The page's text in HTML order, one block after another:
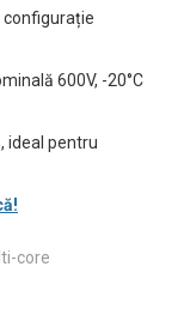
configurație
600V, -20°C
ideal pentru
core